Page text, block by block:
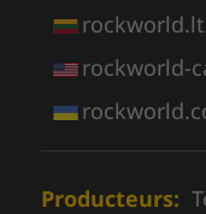
rockworld.lt
rockworld-
Producteurs: